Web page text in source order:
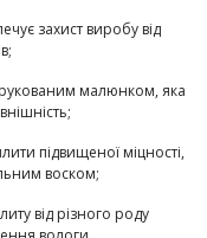
захист виробу від
малюнком, яка
підвищеної міцності,
воском;
від різного роду